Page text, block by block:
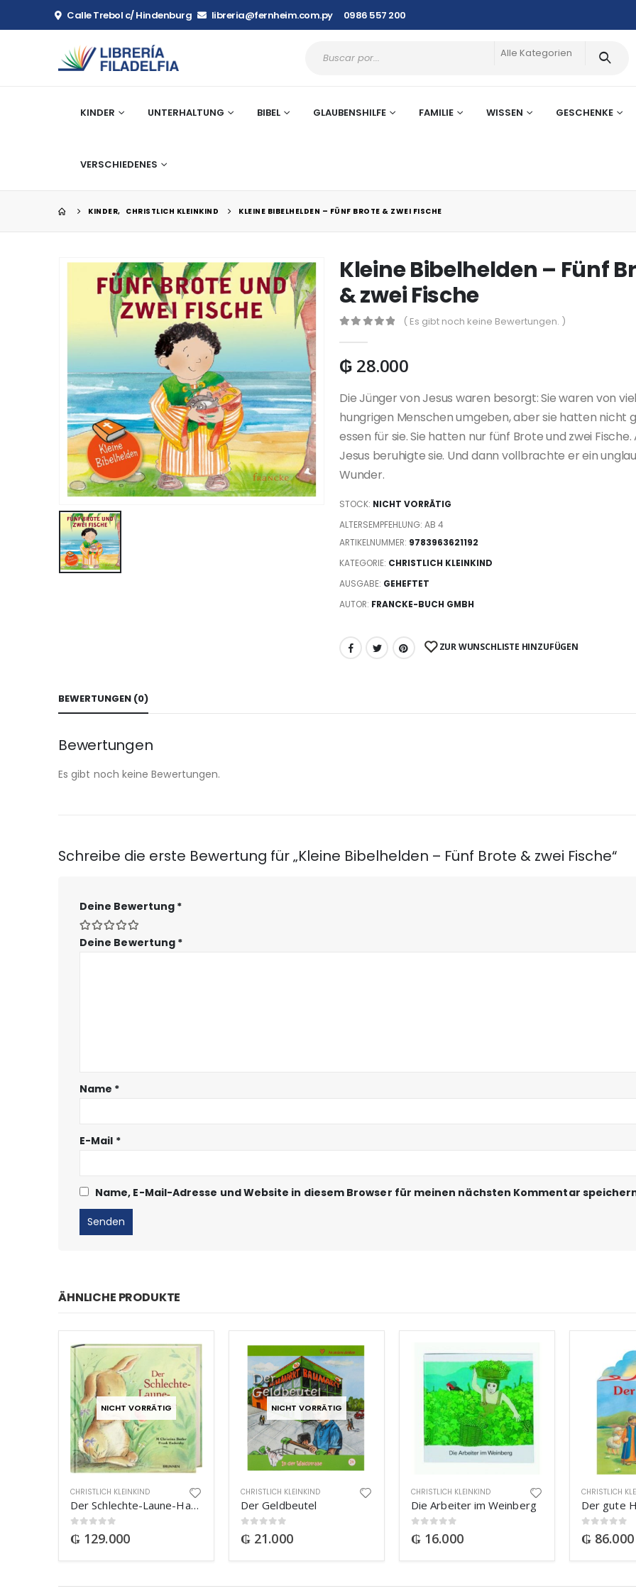
Calle Trebol c/ Hindenburg libreria@fernheim.com.py 0986 557 200
Alle Kategorien
KINDER UNTERHALTUNG BIBEL GLAUBENSHILFE FAMILIE WISSEN GESCHENKE
VERSCHIEDENES
KINDER, CHRISTLICH KLEINKIND KLEINE BIBELHELDEN – FÜNF BROTE & ZWEI FISCHE
Kleine Bibelhelden – Fünf
& zwei Fische
( Es gibt noch keine Bewertungen. )
₲ 28.000
Die Jünger von Jesus waren besorgt: Sie waren von
hungrigen Menschen umgeben, aber sie hatten nicht
essen für sie. Sie hatten nur fünf Brote und zwei Fische.
Jesus beruhigte sie. Und dann vollbrachte er ein
Wunder.
STOCK: NICHT VORRÄTIG
ALTERSEMPFEHLUNG: AB 4
ARTIKELNUMMER: 9783963621192
KATEGORIE: CHRISTLICH KLEINKIND
AUSGABE: GEHEFTET
AUTOR: FRANCKE-BUCH GMBH
ZUR WUNSCHLISTE HINZUFÜGEN
BEWERTUNGEN (0)
Bewertungen
Es gibt noch keine Bewertungen.
Schreibe die erste Bewertung für „Kleine Bibelhelden – Fünf Brote & zwei Fische“
Deine Bewertung *
Deine Bewertung *
Name *
E-Mail *
Name, E-Mail-Adresse und Website in diesem Browser für meinen nächsten Kommentar
ÄHNLICHE PRODUKTE
NICHT VORRÄTIG
CHRISTLICH KLEINKIND
Der Schlechte-Laune-Hase
0out of 5
₲ 129.000
NICHT VORRÄTIG
CHRISTLICH KLEINKIND
Der Geldbeutel
0out of 5
₲ 21.000
CHRISTLICH KLEINKIND
Die Arbeiter im Weinberg
0out of 5
₲ 16.000
CHRISTLICH
Der gute
0out of 5
₲ 86.000